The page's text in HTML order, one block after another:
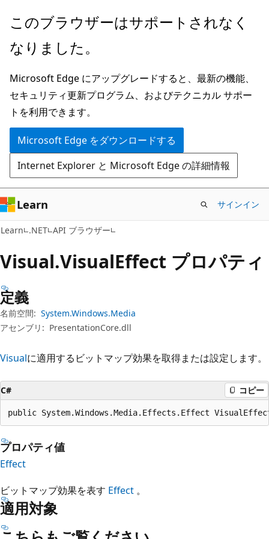
メ
ン
ン
テ
ン
ツ
に
ス
キ
ッ
プ
ペ
ジ
ナ
ビ
ゲ
ー
シ
ョ
ン
に
ス
キ
ッ
プ
このブラウザーはサポートされなく
なりました。
Microsoft Edge にアップグレードすると、最新の機能、
セキュリティ更新プログラム、およびテクニカル サポー
トを利用できます。
Microsoft Edge をダウンロードする
Internet Explorer と Microsoft Edge の詳細情報
Learn サインイン
Learn .NET API ブラウザー
Visual.VisualEffect プロパティ
定義
名前空間: System.Windows.Media
アセンブリ: PresentationCore.dll
Visualに適用するビットマップ効果を取得または設定します。
C# コピー
public System.Windows.Media.Effects.Effect
プロパティ値
Effect
ビットマップ効果を表す Effect 。
適用対象